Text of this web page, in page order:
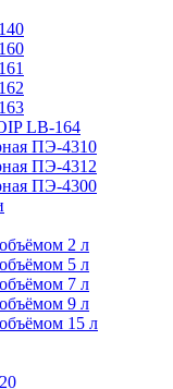
LB-164
ПЭ-4310
ПЭ-4312
ПЭ-4300
2 л
5 л
7 л
9 л
15 л